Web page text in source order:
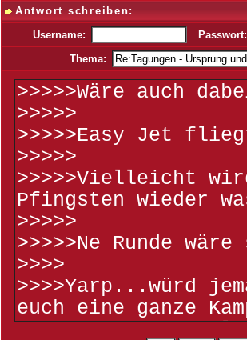
Antwort schreiben:
Username:
Passwort:
Thema: